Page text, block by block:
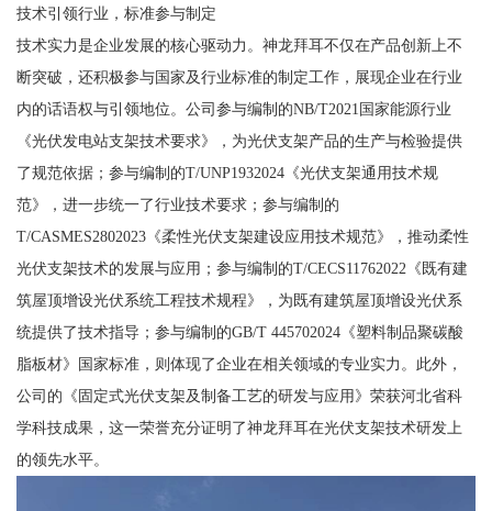
技术引领行业，标准参与制定
技术实力是企业发展的核心驱动力。神龙拜耳不仅在产品创新上不
断突破，还积极参与国家及行业标准的制定工作，展现企业在行业
内的话语权与引领地位。公司参与编制的NB/T2021国家能源行业
《光伏发电站支架技术要求》，为光伏支架产品的生产与检验提供
了规范依据；参与编制的T/UNP1932024《光伏支架通用技术规
范》，进一步统一了行业技术要求；参与编制的
T/CASMES2802023《柔性光伏支架建设应用技术规范》，推动柔性
光伏支架技术的发展与应用；参与编制的T/CECS11762022《既有建
筑屋顶增设光伏系统工程技术规程》，为既有建筑屋顶增设光伏系
统提供了技术指导；参与编制的GB/T 445702024《塑料制品聚碳酸
脂板材》国家标准，则体现了企业在相关领域的专业实力。此外，
公司的《固定式光伏支架及制备工艺的研发与应用》荣获河北省科
学科技成果，这一荣誉充分证明了神龙拜耳在光伏支架技术研发上
的领先水平。